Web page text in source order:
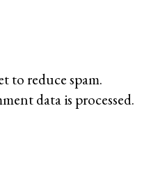
to reduce spam.
data is processed.